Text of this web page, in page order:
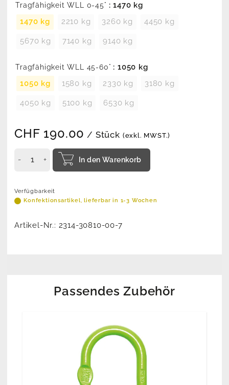
Tragfähigkeit WLL 0-45° : 1470 kg
1470 kg
2210 kg 3260 kg 4450 kg
5670 kg 7140 kg 9140 kg
Tragfähigkeit WLL 45-60° : 1050 kg
1050 kg
1580 kg 2330 kg 3180 kg
4050 kg 5100 kg 6530 kg
CHF 190.00 / Stück (exkl. MWST.)
In den Warenkorb
Verfügbarkeit
Konfektionsartikel, lieferbar in 1-3 Wochen
Artikel-Nr.: 2314-30810-00-7
Passendes Zubehör